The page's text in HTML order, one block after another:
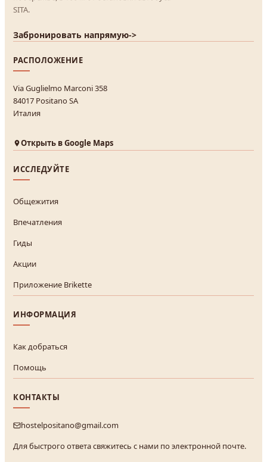
SITA.
Забронировать напрямую->
РАСПОЛОЖЕНИЕ
Via Guglielmo Marconi 358
84017 Positano SA
Италия
Открыть в Google Maps
ИССЛЕДУЙТЕ
Общежития
Впечатления
Гиды
Акции
Приложение Brikette
ИНФОРМАЦИЯ
Как добраться
Помощь
КОНТАКТЫ
hostelpositano@gmail.com
Для быстрого ответа свяжитесь с нами по электронной почте.